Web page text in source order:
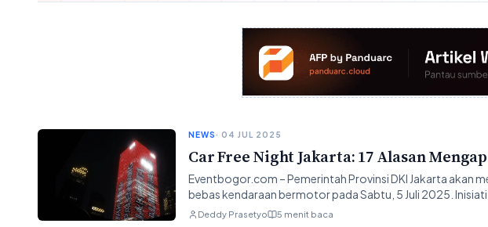
NEWS· 04 JUL 2025
Car Free Night Jakarta: 17 Alasan
Eventbogor.com – Pemerintah Provinsi DKI Jakarta akan
bebas kendaraan bermotor pada Sabtu, 5 Juli 2025.
Deddy Prasetyo 5 menit baca